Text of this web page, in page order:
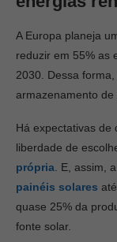
A Europa planeja
reduzir em 55% as
2030. Dessa
armazenamento de
Há expectativas de
liberdade de
própria . E, assim,
painéis solares
quase 25% da
fonte solar.